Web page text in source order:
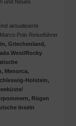
und Neues
aktualisierte
Polo Reiseführer
Griechenland,
West/Rocky
Menorca,
Holstein,
Rügen
Inseln